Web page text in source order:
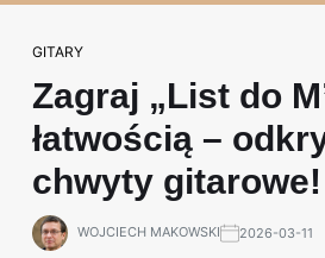
GITARY
Zagraj „List do
łatwością –
chwyty gitarowe!
WOJCIECH MAKOWSKI 2026-03-11